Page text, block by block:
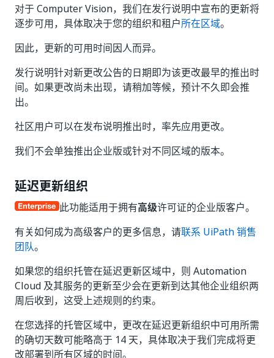
对于 Computer Vision，我们在发行说明中宣布的更新将
逐步可用，具体取决于您的组织和租户所在区域。
因此，更新的可用时间因人而异。
发行说明针对新更改公告的日期即为该更改最早的推出时
间。如果更改尚未出现，请稍加等候，预计不久即会推
出。
社区用户可以在发布说明推出时，率先应用更改。
我们不会单独推出企业版或针对不同区域的版本。
延迟更新组织
此功能适用于拥有高级许可证的企业版客户。
有关如何成为高级客户的更多信息，请联系 UiPath 销售
团队。
如果您的组织托管在延迟更新区域中，则 Automation
Cloud 及其服务的更新至少会在更新到达其他企业组织两
周后收到，这受上述规则的约束。
在您选择的托管区域中，更改在延迟更新组织中可用所需
的确切天数可能略高于 14 天，具体取决于我们完成将更
改部署到所有区域的时间。